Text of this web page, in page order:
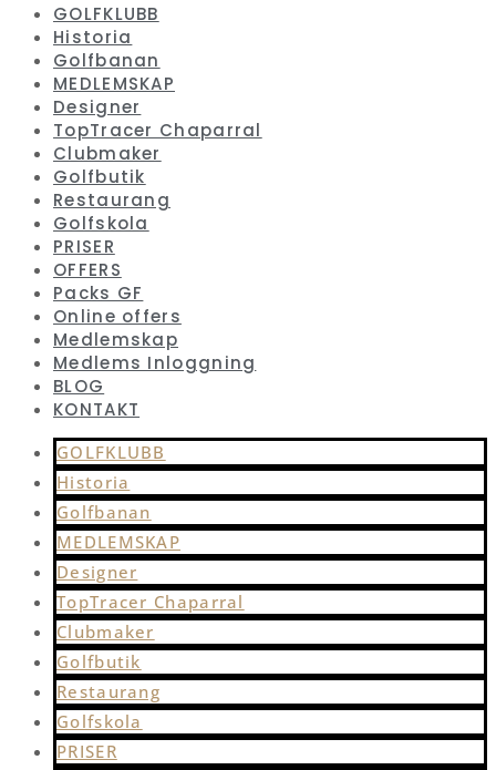
GOLFKLUBB
Historia
Golfbanan
MEDLEMSKAP
Designer
TopTracer Chaparral
Clubmaker
Golfbutik
Restaurang
Golfskola
PRISER
OFFERS
Packs GF
Online offers
Medlemskap
Medlems Inloggning
BLOG
KONTAKT
GOLFKLUBB
Historia
Golfbanan
MEDLEMSKAP
Designer
TopTracer Chaparral
Clubmaker
Golfbutik
Restaurang
Golfskola
PRISER